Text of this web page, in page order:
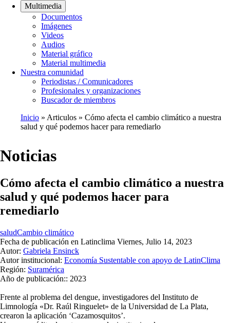
Multimedia
Documentos
Imágenes
Videos
Audios
Material gráfico
Material multimedia
Nuestra comunidad
Periodistas / Comunicadores
Profesionales y organizaciones
Buscador de miembros
Ruta
navegación
Inicio Articulos
Cómo afecta el cambio climático a nuestra
salud y qué podemos hacer para remediarlo
Noticias
Cómo afecta el cambio climático a nuestra
salud y qué podemos hacer para
remediarlo
saludCambio climático
Fecha de publicación en Latinclima Viernes, Julio 14, 2023
Autor: Gabriela Ensinck
Autor institucional: Economía Sustentable con apoyo de LatinClima
Región: Suramérica
Año de publicación:: 2023
Frente al problema del dengue, investigadores del Instituto de
Limnología «Dr. Raúl Ringuelet» de la Universidad de La Plata,
crearon la aplicación ‘Cazamosquitos’.